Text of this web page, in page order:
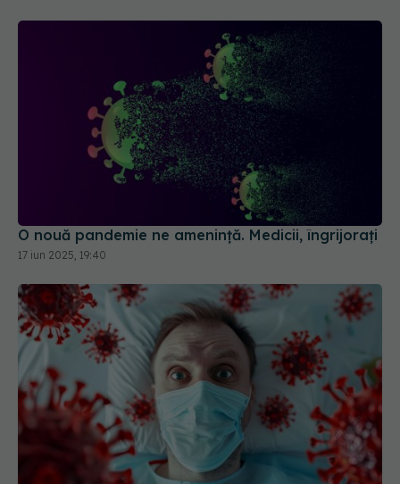
O nouă pandemie ne amenință. Medicii, îngrijorați
17 iun 2025, 19:40